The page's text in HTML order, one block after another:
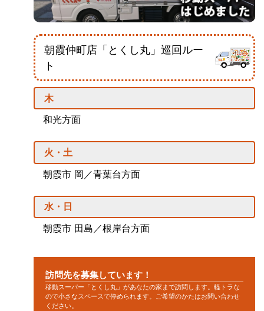
朝霞仲町店「とくし丸」巡回ルー
ト
木
和光方面
火・土
朝霞市 岡／青葉台方面
水・日
朝霞市 田島／根岸台方面
訪問先を募集しています！
移動スーパー「とくし丸」があなたの家まで訪問します。軽トラな
ので小さなスペースで停められます。ご希望のかたはお問い合わせ
ください。